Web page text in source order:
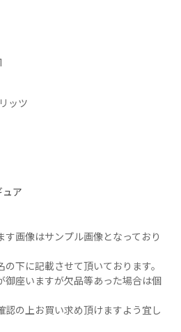
ッツ
ア
す画像はサンプル画像となっており
下に記載させて頂いております。
御座いますが欠品等あった場合は個
認の上お買い求め頂けますよう宜し